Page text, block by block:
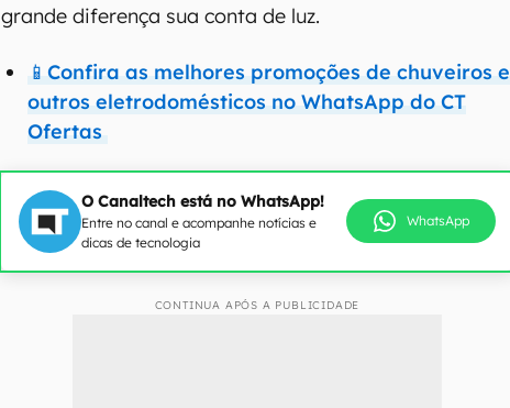
grande diferença sua conta de luz.
📱Confira as melhores promoções de chuveiros e
outros eletrodomésticos no WhatsApp do CT
Ofertas
O Canaltech está no WhatsApp!
Entre no canal e acompanhe notícias e
dicas de tecnologia
WhatsApp
CONTINUA APÓS A PUBLICIDADE